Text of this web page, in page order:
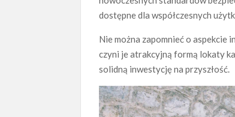
dostępne dla współczesnych
Nie można zapomnieć o aspekcie
czyni je atrakcyjną formą lokaty
solidną inwestycję na przyszłość.